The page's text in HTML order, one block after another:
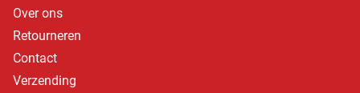
Over ons
Retourneren
Contact
Verzending